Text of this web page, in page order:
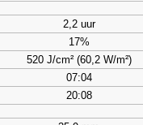
2,2 uur
17%
520 J/cm² (60,2 W/m²)
07:04
20:08